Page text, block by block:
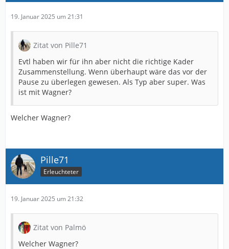
19. Januar 2025 um 21:31
Zitat von Pille71
Evtl haben wir für ihn aber nicht die richtige Kader
Zusammenstellung. Wenn überhaupt wäre das vor der
Pause zu überlegen gewesen. Als Typ aber super. Was
ist mit Wagner?
Welcher Wagner?
Pille71
Erleuchteter
19. Januar 2025 um 21:32
Zitat von Palmö
Welcher Wagner?